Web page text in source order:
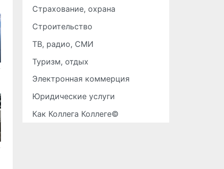
Страхование, охрана
Строительство
ТВ, радио, СМИ
Туризм, отдых
Электронная коммерция
Юридические услуги
Как Коллега Коллеге©